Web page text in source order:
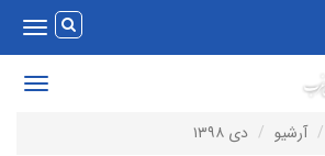
Toggle
Toggle
آرشیو دی ۱۳۹۸